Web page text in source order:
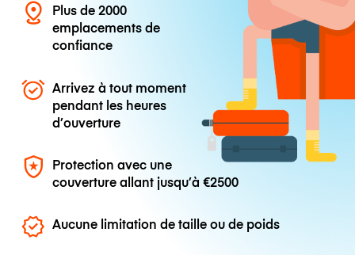
Plus de 2000
emplacements de
confiance
Arrivez à tout moment
pendant les heures
d’ouverture
Protection avec une
couverture allant jusqu’à€2500
Aucune limitation de taille ou de poids